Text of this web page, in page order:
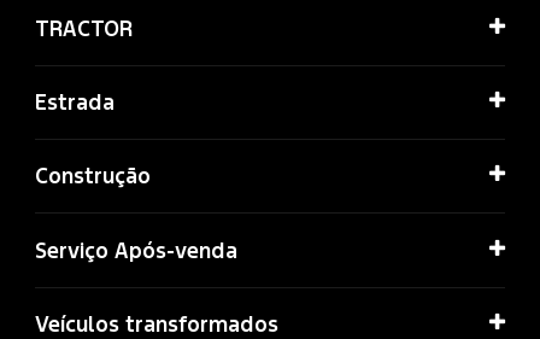
TRACTOR
Estrada
Construção
Serviço Após-venda
Veículos transformados